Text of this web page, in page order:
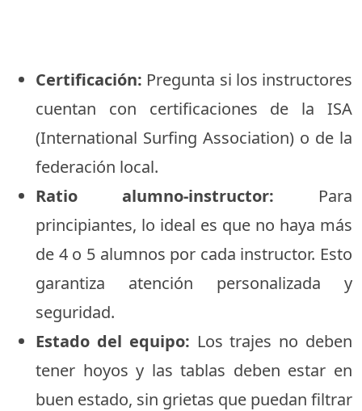
Certificación: Pregunta si los instructores
cuentan con certificaciones de la ISA
(International Surfing Association) o de la
federación local.
Ratio alumno-instructor: Para
principiantes, lo ideal es que no haya más
de 4 o 5 alumnos por cada instructor. Esto
garantiza atención personalizada y
seguridad.
Estado del equipo: Los trajes no deben
tener hoyos y las tablas deben estar en
buen estado, sin grietas que puedan filtrar